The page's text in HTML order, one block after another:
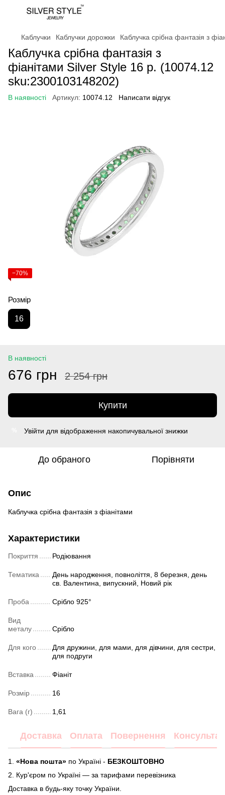
Каблучки Каблучки дорожки Каблучка срібна фантазія з
Каблучка срібна фантазія з
фіанітами Silver Style 16 р. (10074.12
sku:2300103148202)
В наявності Артикул: 10074.12 Написати відгук
−70%
Розмір
16
В наявності
676 грн 2 254 грн
Купити
Увійти для відображення накопичувальної знижки
До обраного Порівняти
Опис
Каблучка срібна фантазія з фіанітами
Характеристики
Покриття Родіювання
Тематика
День народження, повноліття, 8 березня, день
св. Валентина, випускний, Новий рік
Проба Срібло 925°
Вид
металу
Срібло
Для кого
Для дружини, для мами, для дівчини, для сестри,
для подруги
Вставка Фіаніт
Розмір 16
Вага (г) 1,61
Доставка Оплата Повернення
1. «Нова пошта» по Україні - БЕЗКОШТОВНО
2.
Кур'єром по Україні — за тарифами перевізника
Доставка в будь-яку точку України.